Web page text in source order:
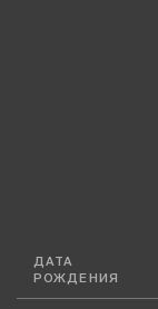
ДАТА
РОЖДЕНИЯ